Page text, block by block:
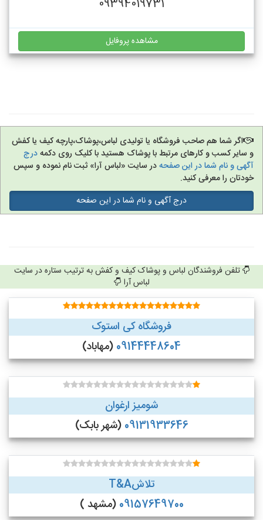
09394019731
مشاهده پروفایل
اگر شما هم صاحب فروشگاه یا تولیدی لباس،پوشاک،پارچه کیف یا کفش
و سایر کسب و کارهای مرتبط با پوشاک هستید با کلیک روی دکمهدرج
آگهی و نام شما در این صفحهدر سایت «لباس آرا» ثبت نام نموده و سپس
خودتان را معرفی کنید.
درج آگهی و نام شما در این صفحه
تلفن فروشندگان لباس و پوشاک کیف و کفش به ترتیب ستاره در سایت
لباس آرا
فروشگاه کی استوک
09144448604 (مهاباد)
شومیز ارغوان
09131933646 (شهر بابک)
تلاشT&A
09157649700 (مشهد )